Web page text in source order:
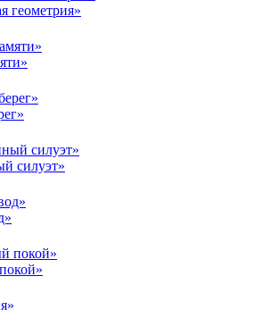
геометрия»
силуэт»